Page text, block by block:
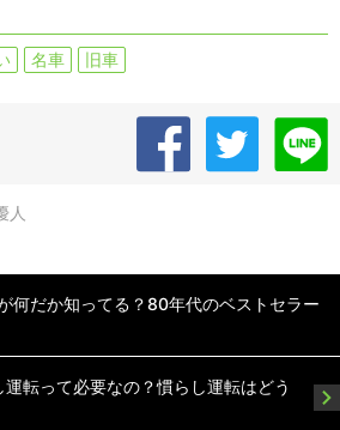
名車 旧車
人
何だか知ってる？80年代のベストセラー
転って必要なの？慣らし運転はどう